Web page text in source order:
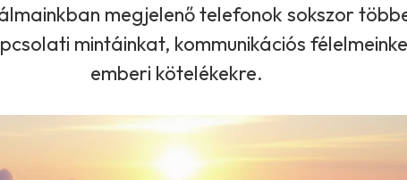
megjelenő telefonok sokszor
mintáinkat, kommunikációs
emberi kötelékekre.